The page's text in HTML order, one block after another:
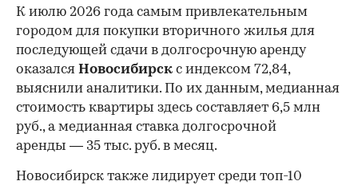
К июлю 2026 года самым привлекательным
городом для покупки вторичного жилья для
последующей сдачи в долгосрочную аренду
оказался Новосибирск с индексом 72,84,
выяснили аналитики. По их данным, медианная
стоимость квартиры здесь составляет 6,5 млн
руб., а медианная ставка долгосрочной
аренды — 35 тыс. руб. в месяц.
Новосибирск также лидирует среди топ-10